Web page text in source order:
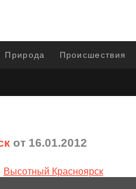
Природа Происшествия
от 16.01.2012